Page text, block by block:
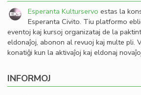
Esperanta Kulturservo estas la
Esperanta Civito. Tiu platformo
eventoj kaj kursoj organizataj de la
eldonaĵoj, abonon al revuoj kaj multe pli.
konatiĝi kun la aktivaĵoj kaj eldonaj
INFORMOJ